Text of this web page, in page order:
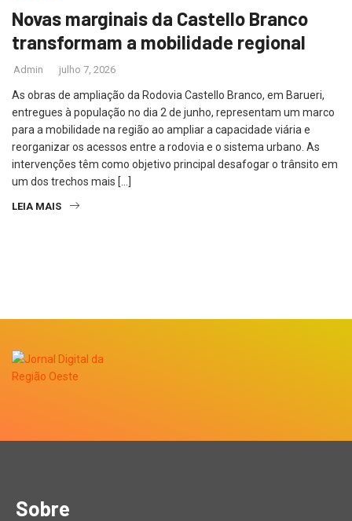
Novas marginais da Castello Branco
transformam a mobilidade regional
Admin julho 7, 2026
As obras de ampliação da Rodovia Castello Branco, em Barueri,
entregues à população no dia 2 de junho, representam um marco
para a mobilidade na região ao ampliar a capacidade viária e
reorganizar os acessos entre a rodovia e o sistema urbano. As
intervenções têm como objetivo principal desafogar o trânsito em
um dos trechos mais […]
LEIA MAIS
Sobre